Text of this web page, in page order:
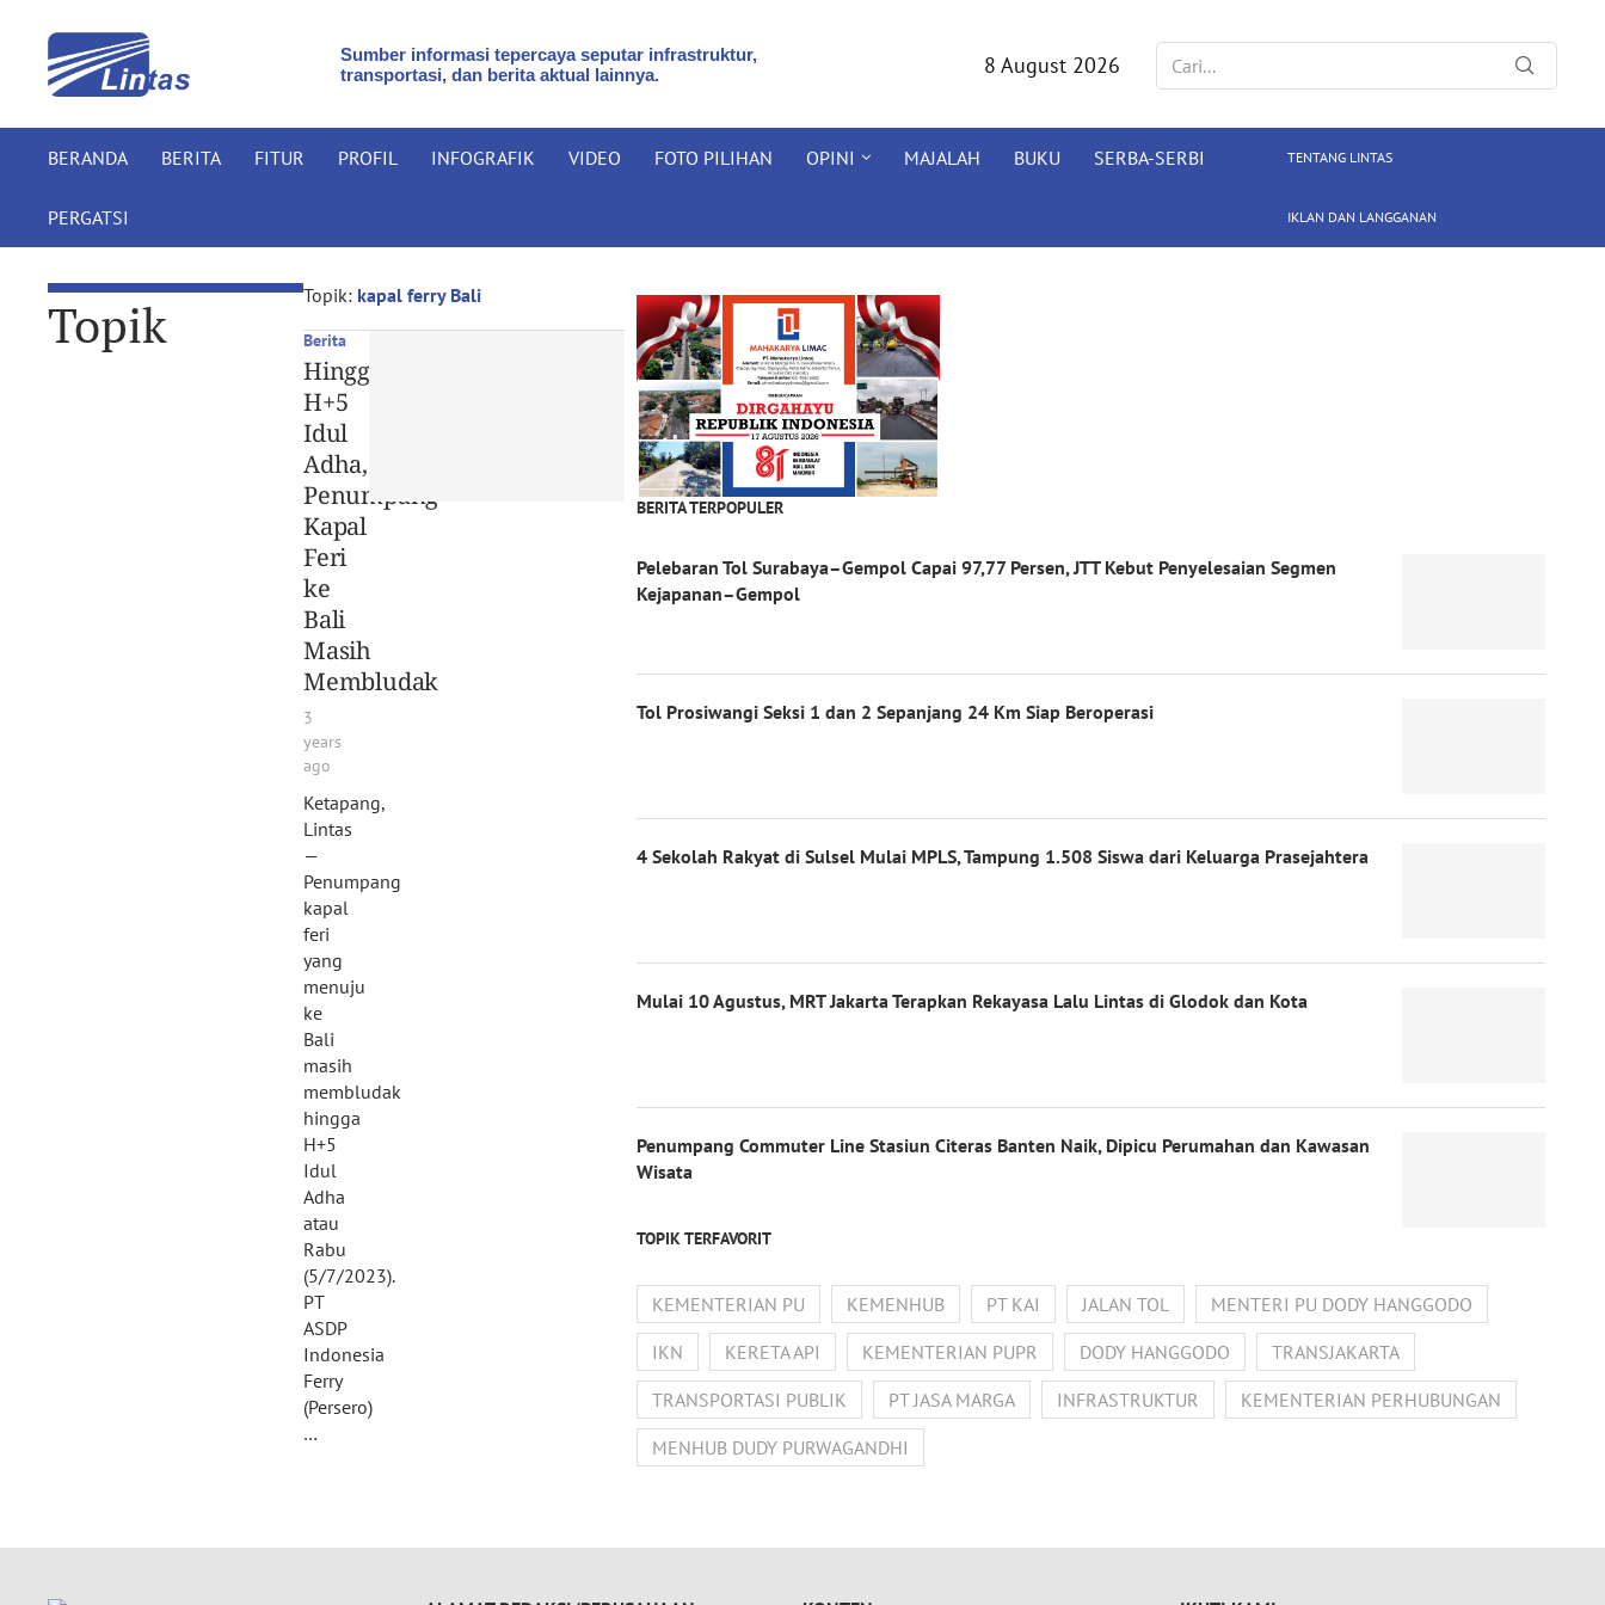
Sumber informasi tepercaya seputar infrastruktur,
transportasi, dan berita aktual lainnya.
8 August 2026
BERANDA BERITA FITUR PROFIL INFOGRAFIK VIDEO FOTO PILIHAN OPINI MAJALAH BUKU SERBA-SERBI
PERGATSI
TENTANG LINTAS
IKLAN DAN LANGGANAN
Topik Topik: kapal ferry Bali
Berita
Hingga
H+5
Idul
Adha,
Penumpang
Kapal
Feri
ke
Bali
Masih
Membludak
3
years
ago
Ketapang,
Lintas
—
Penumpang
kapal
feri
yang
menuju
ke
Bali
masih
membludak
hingga
H+5
Idul
Adha
atau
Rabu
(5/7/2023).
PT
ASDP
Indonesia
Ferry
(Persero)
…
BERITA TERPOPULER
Pelebaran Tol Surabaya–Gempol Capai 97,77 Persen, JTT Kebut Penyelesaian Segmen
Kejapanan–Gempol
Tol Prosiwangi Seksi 1 dan 2 Sepanjang 24 Km Siap Beroperasi
4 Sekolah Rakyat di Sulsel Mulai MPLS, Tampung 1.508 Siswa dari Keluarga Prasejahtera
Mulai 10 Agustus, MRT Jakarta Terapkan Rekayasa Lalu Lintas di Glodok dan Kota
Penumpang Commuter Line Stasiun Citeras Banten Naik, Dipicu Perumahan dan Kawasan
Wisata
TOPIK TERFAVORIT
KEMENTERIAN PU KEMENHUB PT KAI JALAN TOL
MENTERI PU DODY HANGGODO
IKN
KERETA API KEMENTERIAN PUPR DODY HANGGODO
TRANSJAKARTA
TRANSPORTASI PUBLIK
PT JASA MARGA INFRASTRUKTUR
KEMENTERIAN PERHUBUNGAN
MENHUB DUDY PURWAGANDHI